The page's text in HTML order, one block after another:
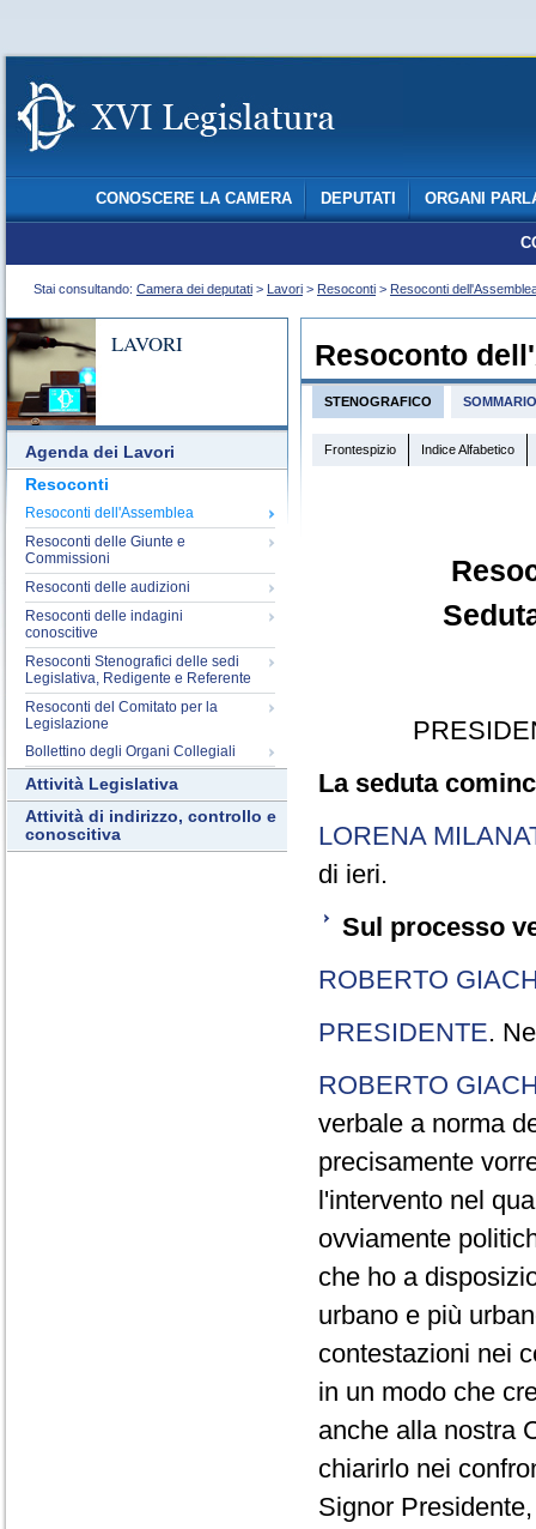
CONOSCERE LA CAMERA DEPUTATI ORGANI
Stai consultando: Camera dei deputati > Lavori > Resoconti > Resoconti
LAVORI
Agenda dei Lavori
Resoconti
Resoconti dell'Assemblea
Resoconti delle Giunte e
Commissioni
Resoconti delle audizioni
Resoconti delle indagini
conoscitive
Resoconti Stenografici delle sedi
Legislativa, Redigente e Referente
Resoconti del Comitato per la
Legislazione
Bollettino degli Organi Collegiali
Attività Legislativa
Attività di indirizzo, controllo e
conoscitiva
Resoconto
STENOGRAFICO SOMMARIO
Frontespizio Indice Alfabetico
La seduta
LORENA
di ieri.
Sul processo
ROBERTO
PRESIDENTE.
ROBERTO
verbale a norma
precisamente
l'intervento nel
ovviamente
che ho a
urbano e più
contestazioni nei
in un modo che
anche alla nostra
chiarirlo nei
Signor